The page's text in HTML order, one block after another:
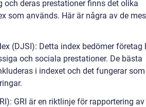
deras prestationer finns det olika
som används. Här är några av de
(DJSI): Detta index bedömer företag
och sociala prestationer. De bästa
i indexet och det fungerar
GRI är en riktlinje för rapportering av